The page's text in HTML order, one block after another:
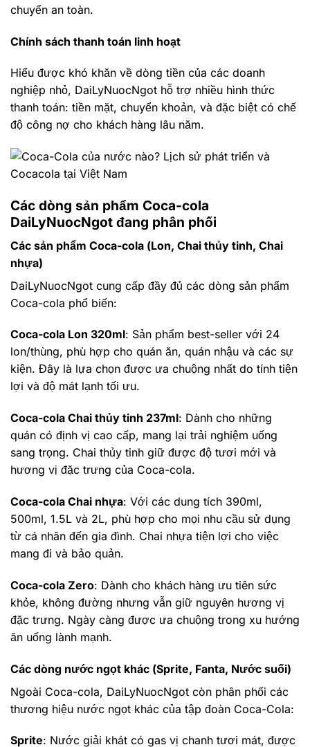
chuyển an toàn.
Chính sách thanh toán linh hoạt
Hiểu được khó khăn về dòng tiền của các doanh
nghiệp nhỏ, DaiLyNuocNgot hỗ trợ nhiều hình thức
thanh toán: tiền mặt, chuyển khoản, và đặc biệt có chế
độ công nợ cho khách hàng lâu năm.
Các dòng sản phẩm Coca-cola
DaiLyNuocNgot đang phân phối
Các sản phẩm Coca-cola (Lon, Chai thủy tinh, Chai
nhựa)
DaiLyNuocNgot cung cấp đầy đủ các dòng sản phẩm
Coca-cola phổ biến:
Coca-cola Lon 320ml: Sản phẩm best-seller với 24
lon/thùng, phù hợp cho quán ăn, quán nhậu và các sự
kiện. Đây là lựa chọn được ưa chuộng nhất do tính tiện
lợi và độ mát lạnh tối ưu.
Coca-cola Chai thủy tinh 237ml: Dành cho những
quán có định vị cao cấp, mang lại trải nghiệm uống
sang trọng. Chai thủy tinh giữ được độ tươi mới và
hương vị đặc trưng của Coca-cola.
Coca-cola Chai nhựa: Với các dung tích 390ml,
500ml, 1.5L và 2L, phù hợp cho mọi nhu cầu sử dụng
từ cá nhân đến gia đình. Chai nhựa tiện lợi cho việc
mang đi và bảo quản.
Coca-cola Zero: Dành cho khách hàng ưu tiên sức
khỏe, không đường nhưng vẫn giữ nguyên hương vị
đặc trưng. Ngày càng được ưa chuộng trong xu hướng
ăn uống lành mạnh.
Các dòng nước ngọt khác (Sprite, Fanta, Nước suối)
Ngoài Coca-cola, DaiLyNuocNgot còn phân phối các
thương hiệu nước ngọt khác của tập đoàn Coca-Cola:
Sprite: Nước giải khát có gas vị chanh tươi mát, được